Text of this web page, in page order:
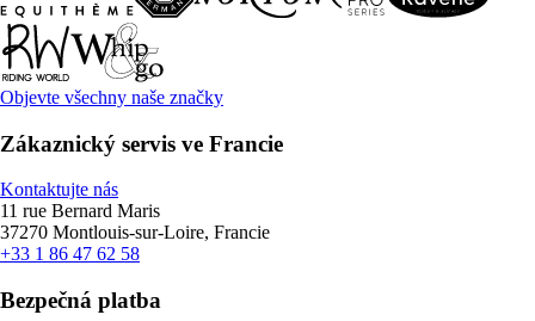
Objevte všechny naše značky
Zákaznický servis ve Francie
Kontaktujte nás
11 rue Bernard Maris
37270 Montlouis-sur-Loire, Francie
+33 1 86 47 62 58
Bezpečná platba